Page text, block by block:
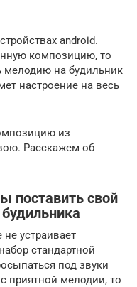
android.
композицию, то
мелодию на будильник
настроение на весь
из
Расскажем об
поставить свой
устраивает
стандартной
под звуки
приятной мелодии, то